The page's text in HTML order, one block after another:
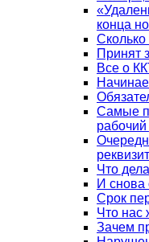
конца
Сколько
Принят
Все о
Самые
Что
И снова
Срок
Что нас
Зачем